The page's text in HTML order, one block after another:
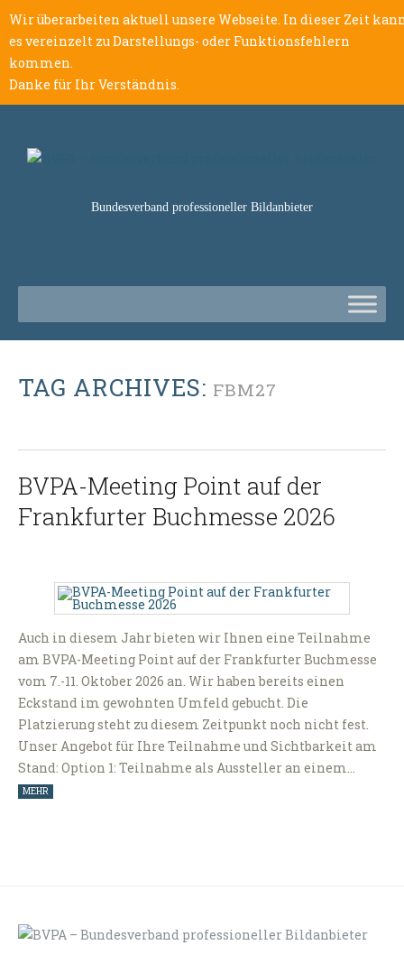
Wir überarbeiten aktuell unsere Webseite. In dieser Zeit
es vereinzelt zu Darstellungs- oder Funktionsfehlern
kommen.
Danke für Ihr Verständnis.
Bundesverband professioneller Bildanbieter
TAG ARCHIVES: FBM27
BVPA-Meeting Point auf der
Frankfurter Buchmesse 2026
Auch in diesem Jahr bieten wir Ihnen eine Teilnahme
am BVPA-Meeting Point auf der Frankfurter Buchmesse
vom 7.-11. Oktober 2026 an. Wir haben bereits einen
Eckstand im gewohnten Umfeld gebucht. Die
Platzierung steht zu diesem Zeitpunkt noch nicht fest.
Unser Angebot für Ihre Teilnahme und Sichtbarkeit am
Stand: Option 1: Teilnahme als Aussteller an einem…
MEHR